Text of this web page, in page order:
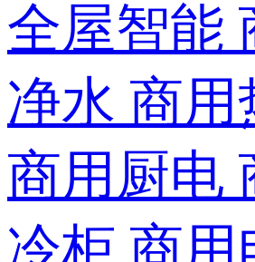
全屋智能
净水 商用
商用厨电
冷柜 商用